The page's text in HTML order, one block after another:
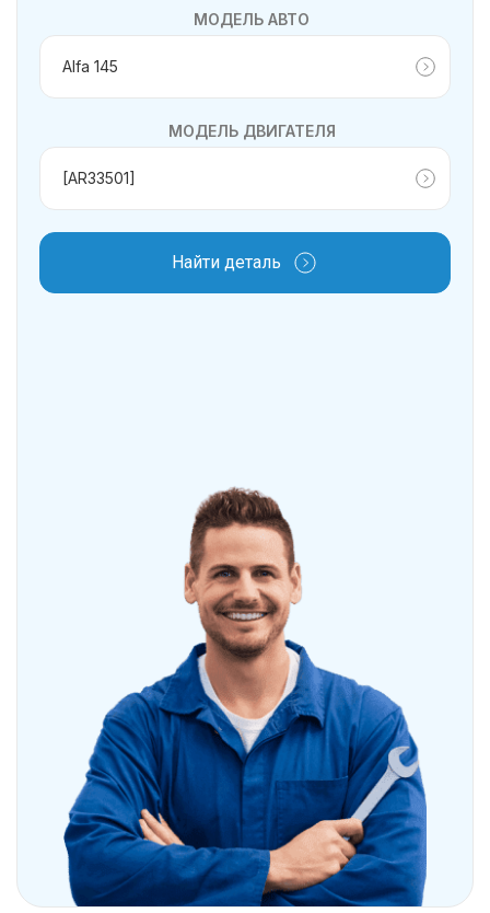
МОДЕЛЬ АВТО
МОДЕЛЬ ДВИГАТЕЛЯ
Найти деталь